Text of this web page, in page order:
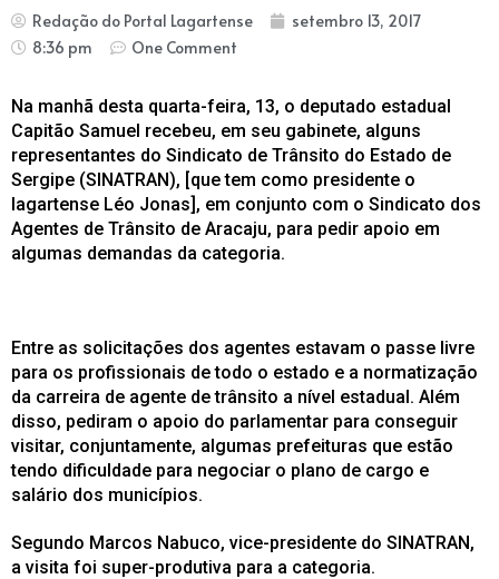
Redação do Portal Lagartense
setembro 13, 2017
8:36 pm
One Comment
Na manhã desta quarta-feira, 13, o deputado estadual
Capitão Samuel recebeu, em seu gabinete, alguns
representantes do Sindicato de Trânsito do Estado de
Sergipe (SINATRAN), [que tem como presidente o
lagartense Léo Jonas], em conjunto com o Sindicato dos
Agentes de Trânsito de Aracaju, para pedir apoio em
algumas demandas da categoria.
Entre as solicitações dos agentes estavam o passe livre
para os profissionais de todo o estado e a normatização
da carreira de agente de trânsito a nível estadual. Além
disso, pediram o apoio do parlamentar para conseguir
visitar, conjuntamente, algumas prefeituras que estão
tendo dificuldade para negociar o plano de cargo e
salário dos municípios.
Segundo Marcos Nabuco, vice-presidente do SINATRAN,
a visita foi super-produtiva para a categoria.